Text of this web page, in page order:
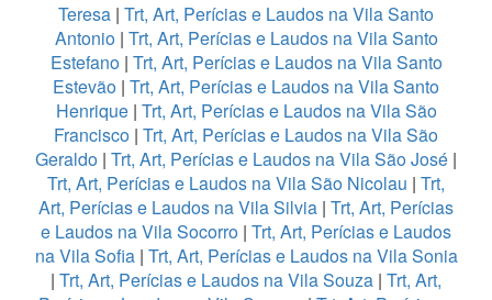
Teresa | Trt, Art, Perícias e Laudos na Vila Santo
Antonio| Trt, Art, Perícias e Laudos na Vila Santo
Estefano| Trt, Art, Perícias e Laudos na Vila Santo
Estevão | Trt, Art, Perícias e Laudos na Vila Santo
Henrique| Trt, Art, Perícias e Laudos na Vila São
Francisco | Trt, Art, Perícias e Laudos na Vila São
Geraldo | Trt, Art, Perícias e Laudos na Vila São José |
Trt, Art, Perícias e Laudos na Vila São Nicolau | Trt,
Art, Perícias e Laudos na Vila Silvia | Trt, Art, Perícias
e Laudos na Vila Socorro | Trt, Art, Perícias e Laudos
na Vila Sofia| Trt, Art, Perícias e Laudos na Vila Sonia
| Trt, Art, Perícias e Laudos na Vila Souza | Trt, Art,